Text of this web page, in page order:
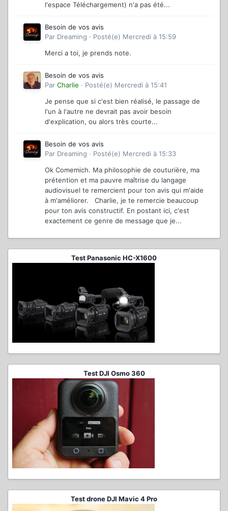
l'espace Téléchargement) n'a pas été...
Besoin de vos avis
Par Dreaming · Posté(e) Mercredi à 15:59
Merci a toi, je prends note.
Besoin de vos avis
Par Charlie · Posté(e) Mercredi à 15:41
Je pense que si c'est bien réalisé, le passage de
l'un à l'autre ne devrait pas avoir besoin
d'explication, ou alors très courte...
Besoin de vos avis
Par Dreaming · Posté(e) Mercredi à 15:33
Ok Comemich. Ma philosophie de couturière, ma
prétention et ma pauvre maîtrise du langage
audiovisuel te remercient pour ton avis qui m'aide
à m'améliorer. Charlie, je te remercie beaucoup
pour ton avis constructif. En postant ici, c'est
exactement ce genre de message que je...
Test Panasonic HC-X1600
Test DJI Osmo 360
Test drone DJI Mavic 4 Pro